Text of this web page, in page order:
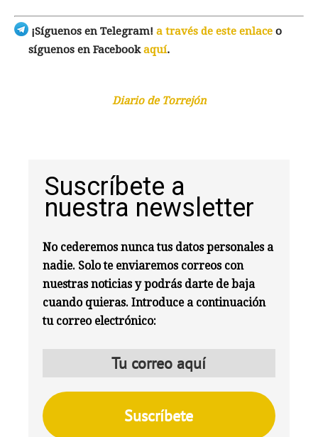
¡Síguenos en Telegram! a través de este enlace o
síguenos en Facebookaquí.
Diario de Torrejón
Suscríbete a
nuestra newsletter
No cederemos nunca tus datos personales a
nadie. Solo te enviaremos correos con
nuestras noticias y podrás darte de baja
cuando quieras. Introduce a continuación
tu correo electrónico: